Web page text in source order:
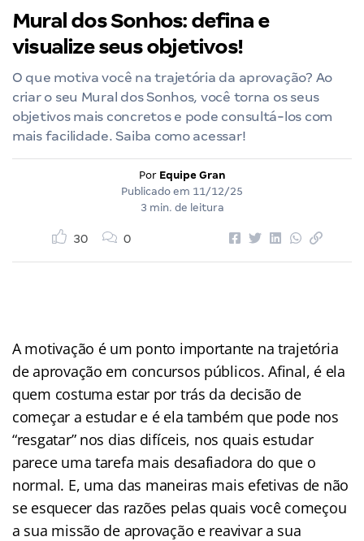
Mural dos Sonhos: defina e
visualize seus objetivos!
O que motiva você na trajetória da aprovação? Ao
criar o seu Mural dos Sonhos, você torna os seus
objetivos mais concretos e pode consultá-los com
mais facilidade. Saiba como acessar!
Por Equipe Gran
Publicado em 11/12/25
3 min. de leitura
30 0
A motivação é um ponto importante na trajetória
de aprovação em concursos públicos. Afinal, é ela
quem costuma estar por trás da decisão de
começar a estudar e é ela também que pode nos
“resgatar” nos dias difíceis, nos quais estudar
parece uma tarefa mais desafiadora do que o
normal. E, uma das maneiras mais efetivas de não
se esquecer das razões pelas quais você começou
a sua missão de aprovação e reavivar a sua